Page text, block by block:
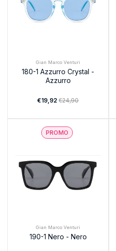
Gian Marco Venturi
180-1 Azzurro Crystal -
Azzurro
€19,92 €24,90
PROMO
Gian Marco Venturi
190-1 Nero - Nero